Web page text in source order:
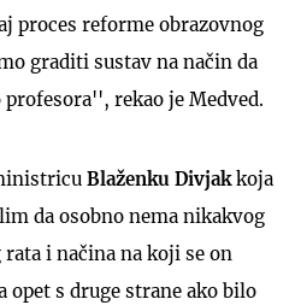
proces reforme obrazovnog
graditi sustav na način da
rekao je Medved.
Blaženku Divjakkoja
da osobno nema nikakvog
i načina na koji se on
opet s druge strane ako bilo